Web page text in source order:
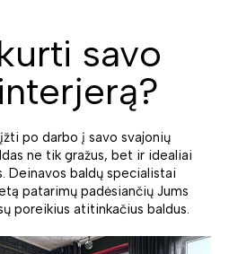
savo
po darbo į savo svajonių
ne tik gražus, bet ir idealiai
Deinavos baldų specialistai
patarimų padėsiančių Jums
poreikius atitinkačius baldus.